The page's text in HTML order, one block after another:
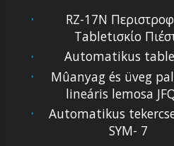
RZ-17N
Tabletισκίο
Automatikus
Mûanyag és üveg
lineáris lemosa
Automatikus
SYM- 7